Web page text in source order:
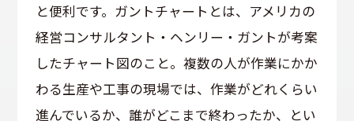
と便利です。ガントチャートとは、アメリカの
経営コンサルタント・ヘンリー・ガントが考案
したチャート図のこと。複数の人が作業にかか
わる生産や工事の現場では、作業がどれくらい
進んでいるか、誰がどこまで終わったか、とい